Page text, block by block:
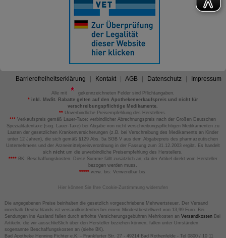
Barrierefreiheitserklärung Kontakt AGB Datenschutz Impressum
Alle mit
gekennzeichneten Felder sind Pflichtangaben.
*inkl. MwSt. Rabatte gelten auf den Apothekenverkaufspreis und nicht für
verschreibungspflichtige Medikamente.
** Unverbindliche Preisempfehlung des Herstellers.
*** Verkaufspreis gemäß Lauer-Taxe; verbindlicher Abrechnungspreis nach der Großen Deutschen
Spezialitätentaxe (sog. Lauer-Taxe) bei Abgabe von nicht verschreibungspflichtigen Medikamenten zu
Lasten der gesetzlichen Krankenversicherungen (z.B. bei Verschreibung des Medikaments an Kinder
unter 12 Jahren), die sich gemäß §129 Abs. 5a SGB V aus dem Abgabepreis des pharmazeutischen
Unternehmens und der Arzneimittelpreisverordnung in der Fassung zum 31.12.2003 ergibt. Es handelt
sich nicht um die unverbindliche Preisempfehlung des Herstellers.
****BK: Beschaffungskosten. Diese Summe fällt zusätzlich an, da der Artikel direkt vom Hersteller
bezogen werden muss.
*****verw. bis: Verwendbar bis.
Hier können Sie Ihre Cookie-Zustimmung widerrufen
Die angegebenen Preise beinhalten die gesetzlich vorgeschriebene Mehrwertsteuer. Der Versand
innerhalb Deutschlands ist versandkostenfrei bei einem Mindestbestellwert von 13,99 Euro. Bei
Sendungen ins Ausland fallen durch erhöhte Versicherungsgebühren Mehrkosten an VersandkostenBei
Artikeln, die wir ausschließlich über den Hersteller beziehen können, fallen unter Umständen
sogenannte Beschaffungskosten an (siehe BK).
Bad Apotheke Henning Fichter e.K. - Frankfurter Str. 27 - 49214 Bad Rothenfelde - Tel 0800 / 10 11